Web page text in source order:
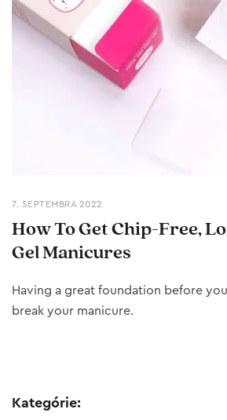
7. SEPTEMBRA 2022
How To Get Chip-Free,
Gel Manicures
Having a great foundation before
break your manicure.
Kategórie: